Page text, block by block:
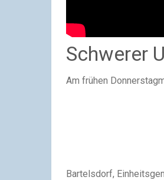
Schwerer
Am frühen
Bartelsdorf,